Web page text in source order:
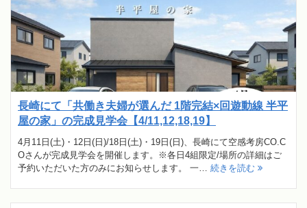
長崎にて「共働き夫婦が選んだ 1階完結×回遊動線 半平
屋の家」の完成見学会【4/11,12,18,19】
4月11日(土)・12日(日)/18日(土)・19日(日)、長崎にて空感考房CO.C
Oさんが完成見学会を開催します。※各日4組限定/場所の詳細はご
予約いただいた方のみにお知らせします。 一… 続きを読む